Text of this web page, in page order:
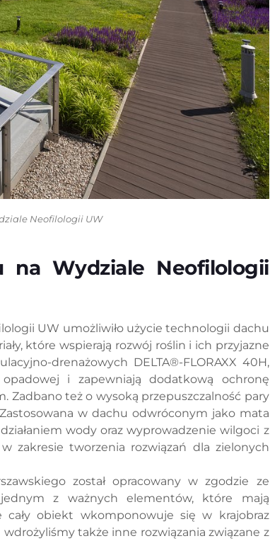
Neofilologii UW
na Wydziale Neofilologii
UW umożliwiło użycie technologii dachu
które wspierają rozwój roślin i ich przyjazne
drenażowych DELTA®-FLORAXX 40H,
i zapewniają dodatkową ochronę
też o wysoką przepuszczalność pary
w dachu odwróconym jako mata
wody oraz wyprowadzenie wilgoci z
zakresie tworzenia rozwiązań dla zielonych
został opracowany w zgodzie ze
z ważnych elementów, które mają
obiekt wkomponowuje się w krajobraz
także inne rozwiązania związane z